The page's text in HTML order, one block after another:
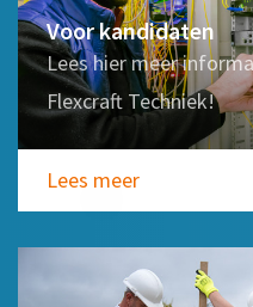
Voor kandidaten
Lees hier meer
Flexcraft Techniek!
Lees meer